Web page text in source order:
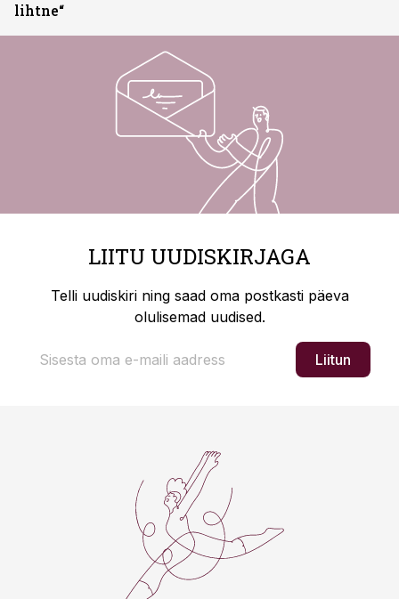
lihtne“
LIITU UUDISKIRJAGA
Telli uudiskiri ning saad oma postkasti päeva
olulisemad uudised.
Liitun